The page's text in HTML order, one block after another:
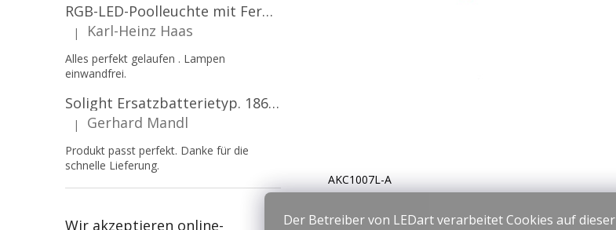
Der Betreiber von LEDart verarbeitet Cookies auf dieser
RGB-LED-Poolleuchte mit Fernbedienung, 12W, 1260lm, PAR56, 12V, 1+1 gratis!
Die Produktbewertung beträgt 5 von 5 Sternen.
| Karl-Heinz Haas
Alles perfekt gelaufen . Lampen
einwandfrei.
Solight Ersatzbatterietyp. 18650, 3,7 V, Li-Ion, 2200 mAh [WN900]
Die Produktbewertung beträgt 5 von 5 Sternen.
| Gerhard Mandl
Produkt passt perfekt. Danke für die
schnelle Lieferung.
Wir akzeptieren online-
AKC1007L-A